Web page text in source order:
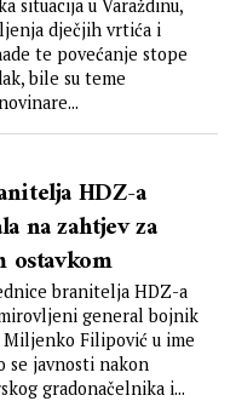
na bilo koji
gradski
niz godina,
na
jer bi bili
ostalih
situacija u Varaždinu,
dječjih vrtića i
te povećanje stope
bile su teme
HDZ-a
na zahtjev za
ostavkom
branitelja HDZ-a
general bojnik
Miljenko Filipović u ime
se javnosti nakon
gradonačelnika i...